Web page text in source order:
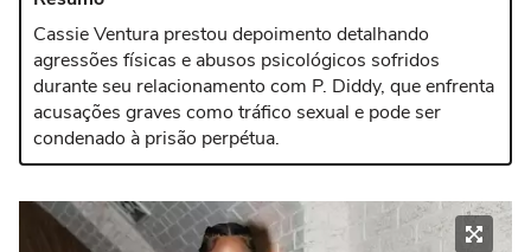
Cassie Ventura prestou depoimento detalhando
agressões físicas e abusos psicológicos sofridos
durante seu relacionamento com P. Diddy, que enfrenta
acusações graves como tráfico sexual e pode ser
condenado à prisão perpétua.